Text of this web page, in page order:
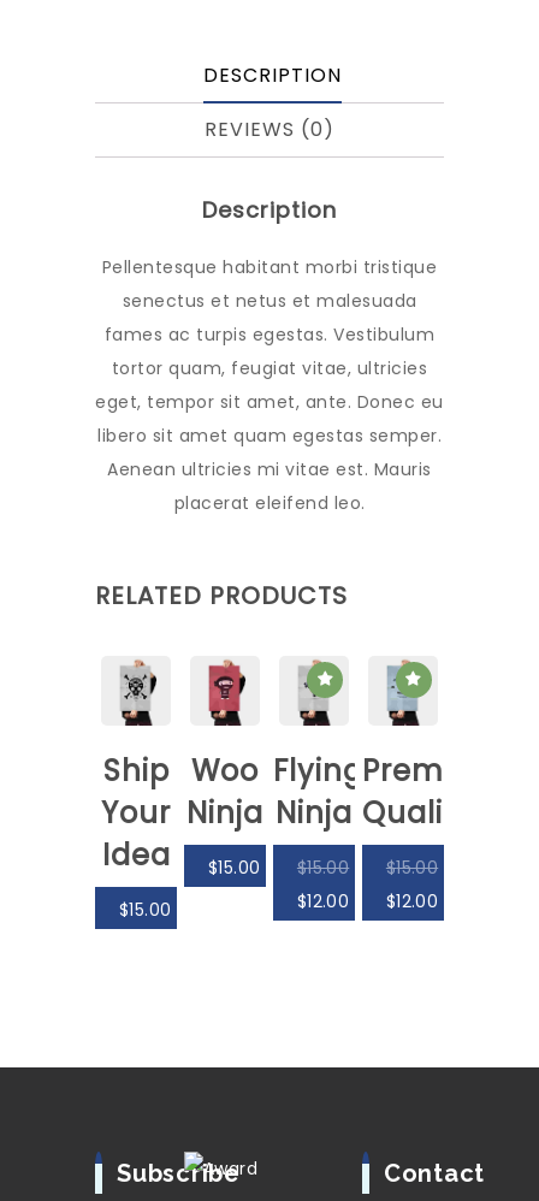
DESCRIPTION
REVIEWS (0)
Description
Pellentesque habitant morbi tristique
senectus et netus et malesuada
fames ac turpis egestas. Vestibulum
tortor quam, feugiat vitae, ultricies
eget, tempor sit amet, ante. Donec eu
libero sit amet quam egestas semper.
Aenean ultricies mi vitae est. Mauris
placerat eleifend leo.
RELATED PRODUCTS
Ship
Your
Idea
$15.00
Woo
Ninja
$15.00
Flying
Ninja
$15.00
$12.00
Premium
Quality
$15.00
$12.00
Subscribe
Contact